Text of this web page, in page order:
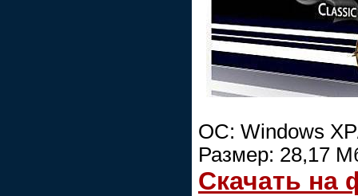
ОС: Windows
Размер: 28,17
Скачать на